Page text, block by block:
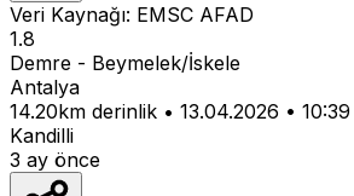
Veri Kaynağı: EMSC AFAD
1.8
Demre - Beymelek/İskele
Antalya
14.20km derinlik • 13.04.2026 • 10:39
Kandilli
3 ay önce